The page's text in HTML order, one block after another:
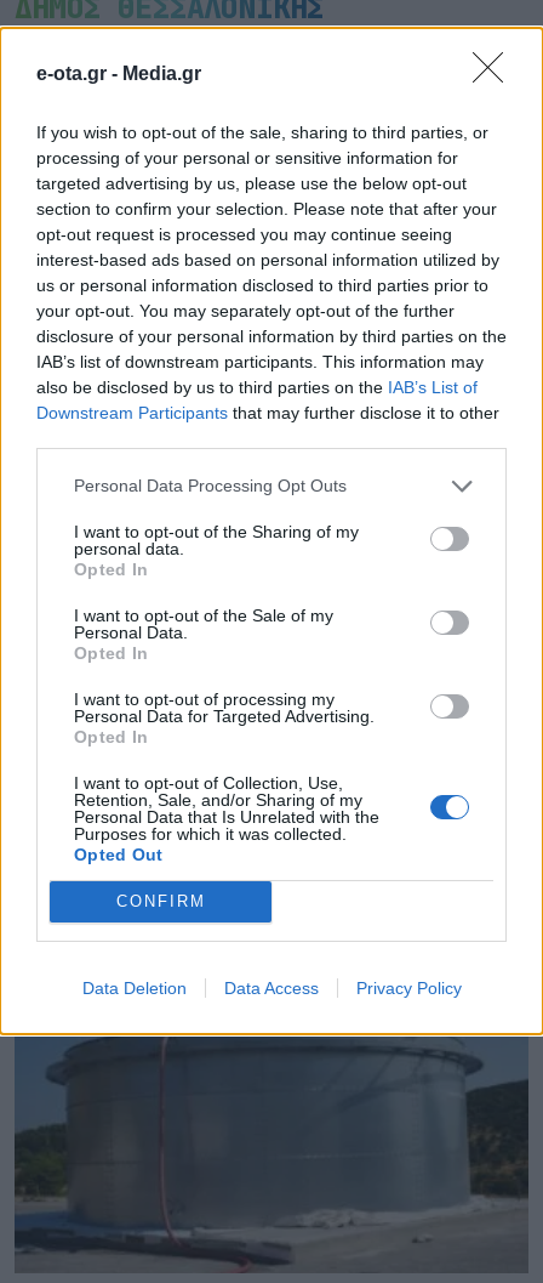
e-ota.gr - Media.gr
If you wish to opt-out of the sale, sharing to third parties, or
processing of your personal or sensitive information for
targeted advertising by us, please use the below opt-out
section to confirm your selection. Please note that after your
opt-out request is processed you may continue seeing
interest-based ads based on personal information utilized by
us or personal information disclosed to third parties prior to
your opt-out. You may separately opt-out of the further
disclosure of your personal information by third parties on the
IAB’s list of downstream participants. This information may
also be disclosed by us to third parties on the IAB’s List of
Downstream Participants that may further disclose it to other
Personal Data Processing Opt Outs
I want to opt-out of the Sharing of my
personal data.
Opted In
I want to opt-out of the Sale of my
Personal Data.
Opted In
I want to opt-out of processing my
Personal Data for Targeted Advertising.
Opted In
I want to opt-out of Collection, Use,
Retention, Sale, and/or Sharing of my
Personal Data that Is Unrelated with the
Purposes for which it was collected.
Opted Out
CONFIRM
Data Deletion Data Access Privacy Policy
Άμεσα τα μέτρα στήριξης πυρόπληκτων – Πιο
Συνάντηση Μητσοτάκη με Αγγελούδη: “Το 2030 θα
έχουμε μία καινούργια ΔΕΘ”
05.08.2026 - 14.26